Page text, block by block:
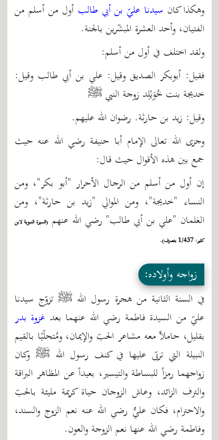
وهكذا كان سيدنا عليّ بن أبي طالب أول من أسلم من
الفتيان، وأحد العشرة المبشّرين بالجنة.
ولقد اختلف في أول من أسلم:
فقيل: أبوبكر الصديق وقيل: علي بن أبي طالب وقيل:
خديجة بنت خُوَيْلِد زوجة النبي ﷺ
وقيل: زيد بن حارثة. رضوان الله عليهم.
وجزى الله تعالى الإمام أبا حنيفة رضي الله عنه حيث
جمع بين هذه الأقوال حيث قال:
إن أول من أسلم من الرجال الأحرار "أبو بكر"، ومن
النساء "خديجة"، ومن الموالي "زيد بن حارثة"، ومن
الغلمان "علي بن أبي طالب" رضي الله عنهم(السيرة النبوية لابن
كثير: 1/437 بتصرف).
زواجه وأولاده:
في السنة الثانية من هجرة رسول الله ﷺ تزوّج سيدنا
عليّ من السيدة فاطمة رضي الله عنهما بعد غزوة بدر
بقليل، حاملاً معه مشاعر الحبّ والإيمان، ومُتحلّيًا بالقيم
النبيلة التي تربّى عليها في كنف رسول الله ﷺ وكان
زواجهما رمزاً للبساطة والتيسير، بعيداً عن المظاهر البراقة
والترف الزائد، وعاش الزوجان حياة كريمة مليئة بالحبّ
والاحترام، فكان عليٌّ رضي الله عنه نعم الزوج والسند،
وفاطمة رضي الله عنها نعم الزوجة والعون.